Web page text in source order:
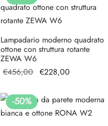
€799,20.
Lampadario moderno quadrato
ottone con struttura rotante
ZEWA W6
€456,00 Il prezzo
era:
€456,00.
€228,00
€228,00.
-50%